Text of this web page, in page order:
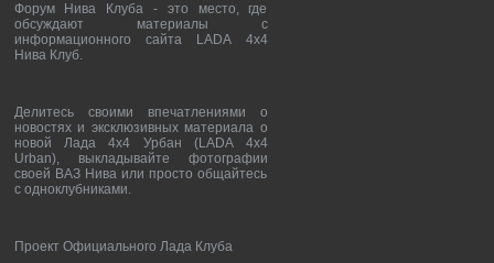
Форум Нива Клуба - это место, где
обсуждают материалы с
информационного сайта LADA 4x4
Нива Клуб.
Делитесь своими впечатлениями о
новостях и эксклюзивных материала о
новой Лада 4х4 Урбан (LADA 4x4
Urban), выкладывайте фотографии
своей ВАЗ Нива или просто общайтесь
с одноклубниками.
Проект Официального Лада Клуба